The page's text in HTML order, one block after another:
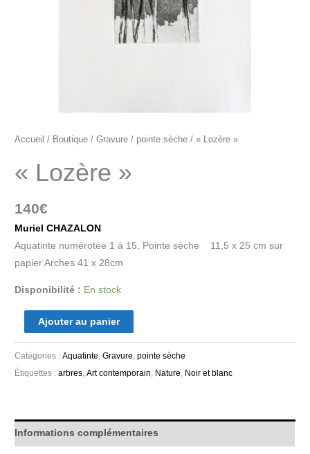
Accueil / Boutique /Gravure / pointe sèche / « Lozère »
« Lozère »
140€
Muriel CHAZALON
Aquatinte numérotée 1 à 15, Pointe sèche 11,5 x 25 cm sur
papier Arches 41 x 28cm
Disponibilité : En stock
Ajouter au panier
Catégories :Aquatinte ,Gravure ,pointe sèche
Étiquettes :arbres ,Art contemporain Nature Noir et blanc
Informations complémentaires